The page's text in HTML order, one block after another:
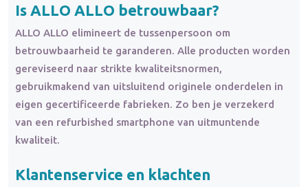
Is ALLO ALLO betrouwbaar?
ALLO ALLO elimineert de tussenpersoon om
betrouwbaarheid te garanderen. Alle producten worden
gereviseerd naar strikte kwaliteitsnormen,
gebruikmakend van uitsluitend originele onderdelen in
eigen gecertificeerde fabrieken. Zo ben je verzekerd
van een refurbished smartphone van uitmuntende
kwaliteit.
Klantenservice en klachten